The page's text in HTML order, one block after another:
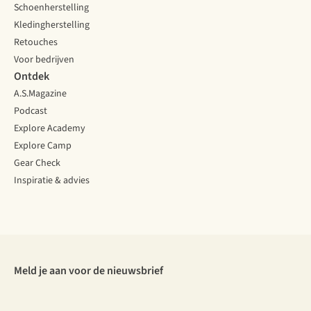
Schoenherstelling
Kledingherstelling
Retouches
Voor bedrijven
Ontdek
A.S.Magazine
Podcast
Explore Academy
Explore Camp
Gear Check
Inspiratie & advies
Meld je aan voor de nieuwsbrief